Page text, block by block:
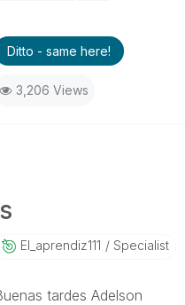
Ditto - same here!
3,206 Views
El_aprendiz111 Specialist
tardes Adelson